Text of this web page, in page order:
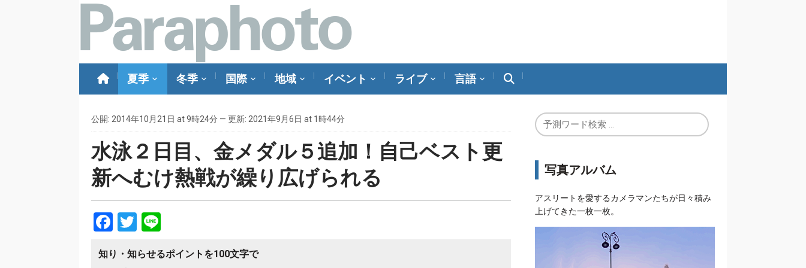
夏季 冬季 国際 地域 イベント ライブ 言語
公開: 2014年10月21日 at 9時24分 — 更新: 2021年9月6日 at 1時44分
水泳２日目、金メダル５追加！自己ベスト更
新へむけ熱戦が繰り広げられる
Facebook
Twitter
知り・知らせるポイントを100文字で
写真アルバム
アスリートを愛するカメラマンたちが日々積み
上げてきた一枚一枚。